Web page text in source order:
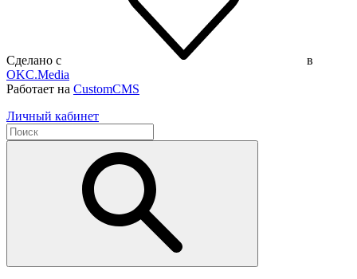
Сделано с
в
OKC.Media
Работает на CustomCMS
Личный кабинет